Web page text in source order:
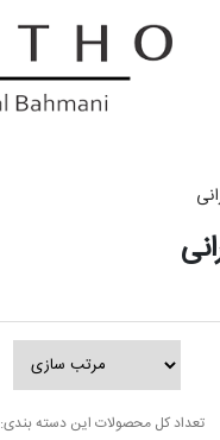
تعداد کل محصولات این دسته بندی: 0